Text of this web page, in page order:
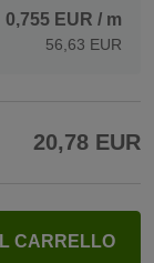
0,755 EUR / m
56,63 EUR
20,78 EUR
CARRELLO